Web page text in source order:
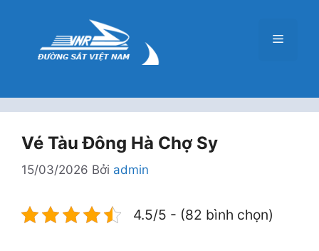
Menu
Vé Tàu Đông Hà Chợ Sy
15/03/2026 Bởi admin
4.5/5 - (82 bình chọn)